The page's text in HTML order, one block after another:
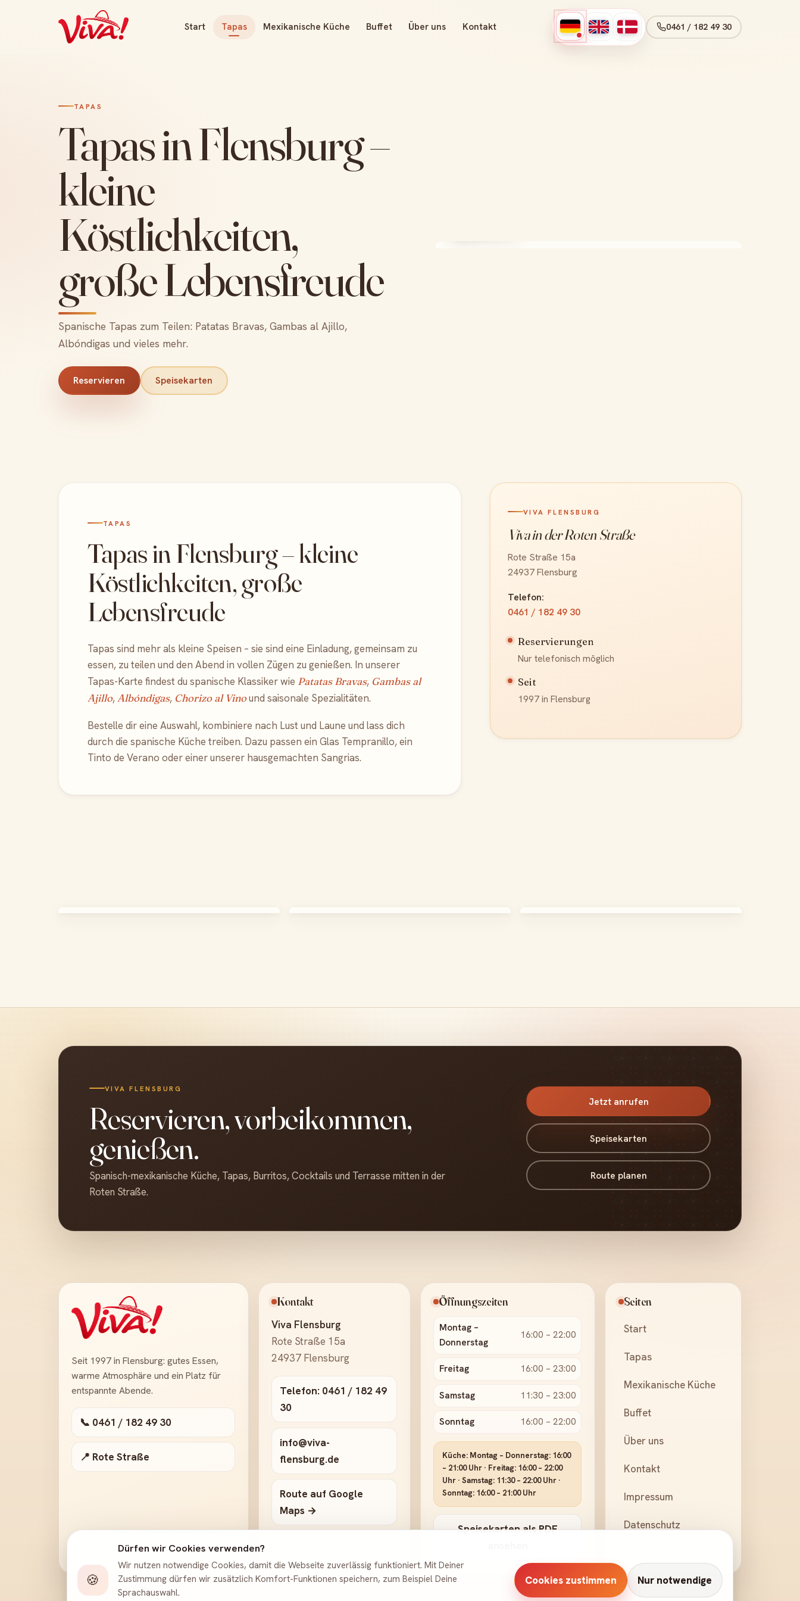
Start Tapas Mexikanische Küche Buffet Über uns Kontakt 0461 / 182 49 30
TAPAS
Tapas in Flensburg –
kleine
Köstlichkeiten,
große Lebensfreude
Spanische Tapas zum Teilen: Patatas Bravas, Gambas al Ajillo,
Albóndigas und vieles mehr.
Reservieren Speisekarten
TAPAS
Tapas in Flensburg – kleine
Köstlichkeiten, große
Lebensfreude
Tapas sind mehr als kleine Speisen – sie sind eine Einladung, gemeinsam zu
essen, zu teilen und den Abend in vollen Zügen zu genießen. In unserer
Tapas-Karte findest du spanische Klassiker wie Patatas Bravas, Gambas al
Ajillo, Albóndigas, Chorizo al Vinound saisonale Spezialitäten.
Bestelle dir eine Auswahl, kombiniere nach Lust und Laune und lass dich
durch die spanische Küche treiben. Dazu passen ein Glas Tempranillo, ein
Tinto de Verano oder einer unserer hausgemachten Sangrias.
VIVA FLENSBURG
Viva in der Roten Straße
Rote Straße 15a
24937 Flensburg
Telefon:
0461 / 182 49 30
Reservierungen
Nur telefonisch möglich
Seit
1997 in Flensburg
VIVA FLENSBURG
Reservieren, vorbeikommen,
genießen.
Spanisch-mexikanische Küche, Tapas, Burritos, Cocktails und Terrasse mitten in der
Roten Straße.
Jetzt anrufen
Speisekarten
Route planen
Seit 1997 in Flensburg: gutes Essen,
warme Atmosphäre und ein Platz für
entspannte Abende.
📞 0461 / 182 49 30
📍 Rote Straße
Kontakt
Viva Flensburg
Rote Straße 15a
24937 Flensburg
Telefon: 0461 / 182 49
30
info@viva-
flensburg.de
Route auf Google
Maps →
Öffnungszeiten
Montag –
Donnerstag
16:00 – 22:00
Freitag 16:00 – 23:00
Samstag 11:30 – 23:00
Sonntag 16:00 – 22:00
Küche: Montag – Donnerstag: 16:00
– 21:00 Uhr · Freitag: 16:00 – 22:00
Uhr · Samstag: 11:30 – 22:00 Uhr ·
Sonntag: 16:00 – 21:00 Uhr
Speisekarten als PDF
Seiten
Start
Tapas
Mexikanische Küche
Buffet
Über uns
Kontakt
Impressum
Datenschutz
🍪
Dürfen wir Cookies verwenden?
Wir nutzen notwendige Cookies, damit die Webseite zuverlässig funktioniert. Mit Deiner
Zustimmung dürfen wir zusätzlich Komfort-Funktionen speichern, zum Beispiel Deine
Sprachauswahl.
Cookies zustimmen Nur notwendige